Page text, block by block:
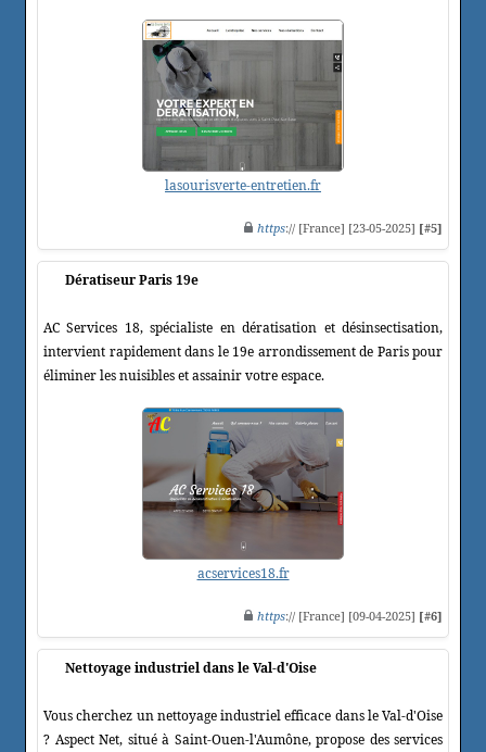
lasourisverte-entretien.fr
https:// [France] [23-05-2025] [#5]
Dératiseur Paris 19e
AC Services 18, spécialiste en dératisation et désinsectisation,
intervient rapidement dans le 19e arrondissement de Paris pour
éliminer les nuisibles et assainir votre espace.
acservices18.fr
https:// [France] [09-04-2025] [#6]
Nettoyage industriel dans le Val-d'Oise
Vous cherchez un nettoyage industriel efficace dans le Val-d'Oise
? Aspect Net, situé à Saint-Ouen-l'Aumône, propose des services